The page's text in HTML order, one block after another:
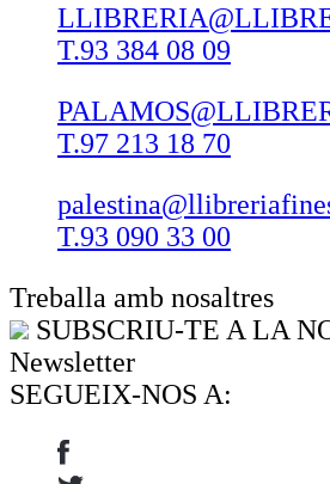
T.93 384 08 09
T.97 213 18 70
T.93 090 33 00
Treballa amb nosaltres
SUBSCRIU-TE A LA
Newsletter
SEGUEIX-NOS A: